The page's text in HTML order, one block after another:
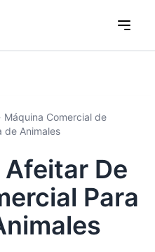
Máquina Comercial de
de Animales
De
Para